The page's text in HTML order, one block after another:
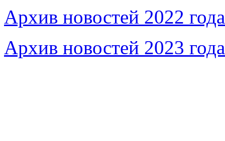
Архив новостей 2022 года
Архив новостей 2023 года